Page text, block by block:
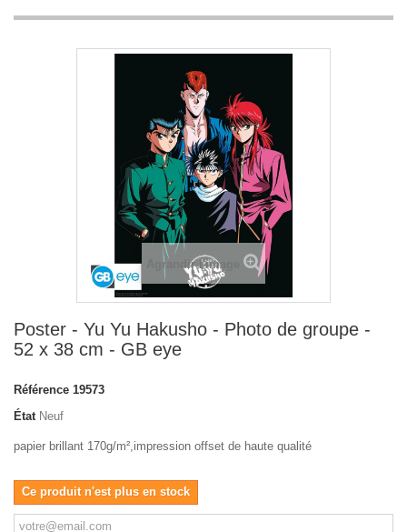
Agrandir l'image
Poster - Yu Yu Hakusho - Photo de groupe -
52 x 38 cm - GB eye
Référence 19573
État Neuf
papier brillant 170g/m²,impression offset de haute qualité
Ce produit n'est plus en stock